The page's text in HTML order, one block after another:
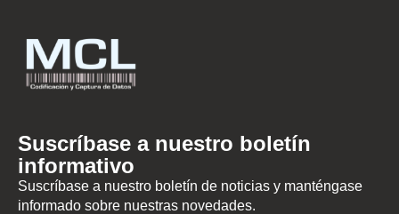
Suscríbase a nuestro boletín
informativo
Suscríbase a nuestro boletín de noticias y manténgase
informado sobre nuestras novedades.